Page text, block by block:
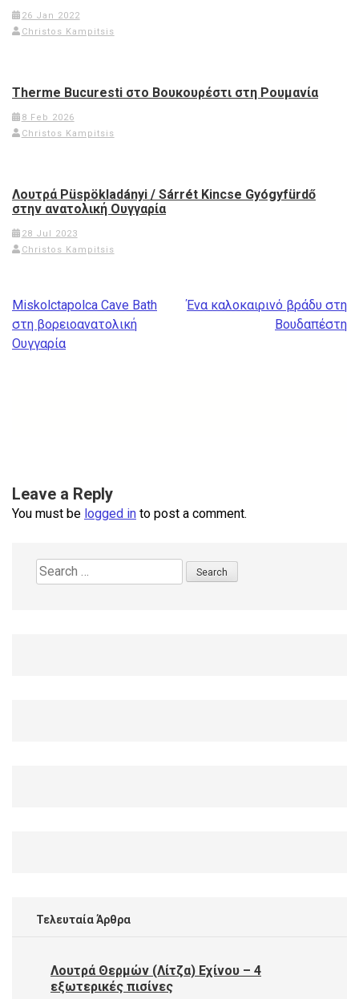
26 Jan 2022
Christos Kampitsis
Therme Bucuresti στο Βουκουρέστι στη Ρουμανία
8 Feb 2026
Christos Kampitsis
Λουτρά Püspökladányi / Sárrét Kincse Gyógyfürdő
στην ανατολική Ουγγαρία
28 Jul 2023
Christos Kampitsis
Post
navigation
Miskolctapolca Cave Bath
στη βορειοανατολική
Ουγγαρία
Ένα καλοκαιρινό βράδυ στη
Βουδαπέστη
Leave a Reply
You must be logged in to post a comment.
Search
for:
Τελευταία Άρθρα
Λουτρά Θερμών (Λίτζα) Εχίνου – 4
εξωτερικές πισίνες